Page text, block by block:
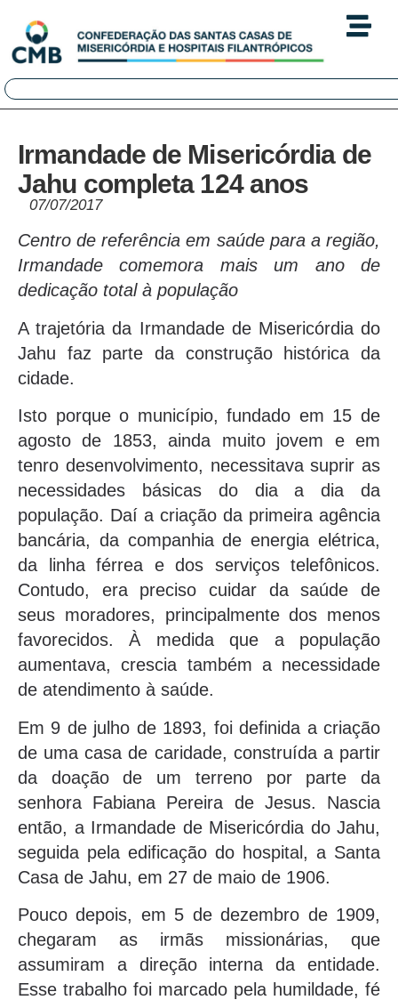
Irmandade de Misericórdia de
Jahu completa 124 anos
07/07/2017
Centro de referência em saúde para a região,
Irmandade comemora mais um ano de
dedicação total à população
A trajetória da Irmandade de Misericórdia do
Jahu faz parte da construção histórica da
cidade.
Isto porque o município, fundado em 15 de
agosto de 1853, ainda muito jovem e em
tenro desenvolvimento, necessitava suprir as
necessidades básicas do dia a dia da
população. Daí a criação da primeira agência
bancária, da companhia de energia elétrica,
da linha férrea e dos serviços telefônicos.
Contudo, era preciso cuidar da saúde de
seus moradores, principalmente dos menos
favorecidos. À medida que a população
aumentava, crescia também a necessidade
de atendimento à saúde.
Em 9 de julho de 1893, foi definida a criação
de uma casa de caridade, construída a partir
da doação de um terreno por parte da
senhora Fabiana Pereira de Jesus. Nascia
então, a Irmandade de Misericórdia do Jahu,
seguida pela edificação do hospital, a Santa
Casa de Jahu, em 27 de maio de 1906.
Pouco depois, em 5 de dezembro de 1909,
chegaram as irmãs missionárias, que
assumiram a direção interna da entidade.
Esse trabalho foi marcado pela humildade, fé